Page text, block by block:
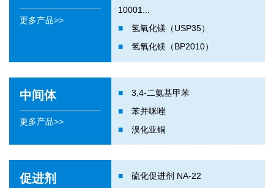
更多产品>>
10001...
■ 氢氧化镁（USP35）
■ 氢氧化镁（BP2010）
中间体
更多产品>>
■ 3,4-二氨基甲苯
■ 苯并咪唑
■ 溴化亚铜
促进剂 ■ 硫化促进剂 NA-22